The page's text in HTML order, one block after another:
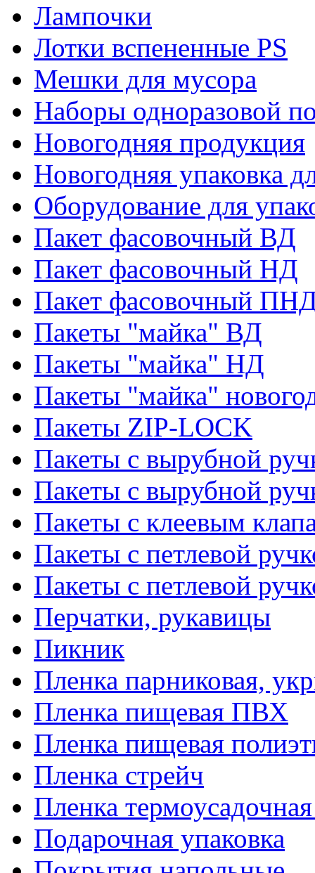
Лампочки
Лотки вспененные PS
Мешки для мусора
Наборы одноразовой
Новогодняя продукция
Новогодняя упаковка
Оборудование для
Пакет фасовочный ВД
Пакет фасовочный НД
Пакет фасовочный
Пакеты "майка" ВД
Пакеты "майка" НД
Пакеты "майка"
Пакеты ZIP-LOCK
Пакеты с вырубной
Пакеты с вырубной
Пакеты с клеевым
Пакеты с петлевой
Пакеты с петлевой
Перчатки, рукавицы
Пикник
Пленка парниковая,
Пленка пищевая ПВХ
Пленка пищевая
Пленка стрейч
Пленка
Подарочная упаковка